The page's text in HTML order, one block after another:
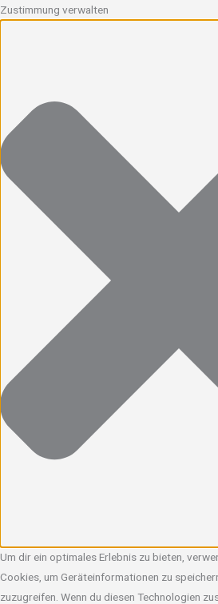
Zustimmung verwalten
Um dir ein optimales Erlebnis zu bieten,
Cookies, um Geräteinformationen zu
zuzugreifen. Wenn du diesen Technologien